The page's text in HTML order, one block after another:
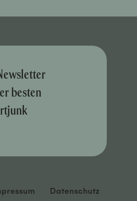
besten
Datenschutz